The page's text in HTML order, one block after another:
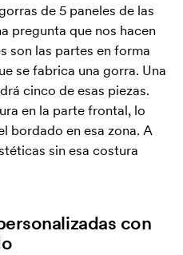
de 5 paneles de las
pregunta que nos hacen
son las partes en forma
se fabrica una gorra. Una
cinco de esas piezas.
en la parte frontal, lo
bordado en esa zona. A
sin esa costura
con